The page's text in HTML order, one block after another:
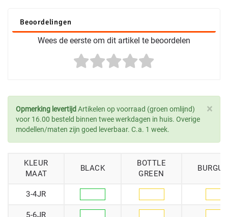
Beoordelingen
Wees de eerste om dit artikel te beoordelen
×
Opmerking levertijd Artikelen op voorraad (groen omlijnd)
voor 16.00 besteld binnen twee werkdagen in huis. Overige
modellen/maten zijn goed leverbaar. C.a. 1 week.
KLEUR
MAAT
BLACK
BOTTLE
GREEN
3-4JR
5-6JR